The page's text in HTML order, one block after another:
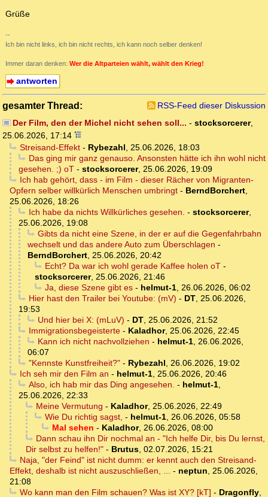
Grüße
--
Ich bin nicht links, ich bin nicht rechts, ich kann noch selber denken!
Immer daran denken: Wer die Altparteien wählt, wählt den Krieg!
antworten
gesamter Thread:
RSS-Feed dieser Diskussion
Der Film, den der Michel nicht sehen soll... - stocksorcerer,
25.06.2026, 17:14
Streisand-Effekt- Rybezahl, 25.06.2026, 18:03
Das ging mir ganz genauso. Ansonsten hätte ich ihn wohl nicht
gesehen. ;) oT - stocksorcerer, 25.06.2026, 19:09
Ich hab gehört, dass - im Film - dieser Rächer von Migranten-
Opfern selber willkürlich Menschen umbringt - BerndBorchert,
25.06.2026, 18:26
Ich habe da nichts Willkürliches gesehen. - stocksorcerer,
25.06.2026, 19:08
Gibts da nicht eine Szene, in der er auf die Gegenfahrbahn
wechselt und das andere Auto zum Überschlagen -
BerndBorchert, 25.06.2026, 20:42
Echt? Da war ich wohl gerade Kaffee holen oT-
stocksorcerer, 25.06.2026, 21:46
Ja, diese Szene gibt es- helmut-1, 26.06.2026, 06:02
Hier hast den Trailer bei Youtube: (mV) - DT, 25.06.2026,
19:53
Und hier bei X: (mLuV) - DT, 25.06.2026, 21:52
Immigrationsbegeisterte- Kaladhor, 25.06.2026, 22:45
Kann ich nicht nachvollziehen - helmut-1, 26.06.2026,
06:07
"Kennste Kunstfreiheit?"- Rybezahl, 26.06.2026, 19:02
Ich seh mir den Film an - helmut-1, 25.06.2026, 20:46
Also, ich hab mir das Ding angesehen. - helmut-1,
25.06.2026, 22:33
Meine Vermutung - Kaladhor, 25.06.2026, 22:49
Wie Du richtig sagst, - helmut-1, 26.06.2026, 05:58
Mal sehen - Kaladhor, 26.06.2026, 08:00
Dann schau ihn Dir nochmal an - "Ich helfe Dir, bis Du lernst,
Dir selbst zu helfen!" - Brutus, 02.07.2026, 15:21
Naja, "der Feind" ist nicht dumm: er kennt auch den Streisand-
Effekt, deshalb ist nicht auszuschließen, ... - neptun, 25.06.2026,
21:08
Wo kann man den Film schauen? Was ist XY? [kT] - Dragonfly,